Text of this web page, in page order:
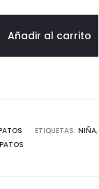
Añadir al carrito
ETIQUETAS: NIÑA,